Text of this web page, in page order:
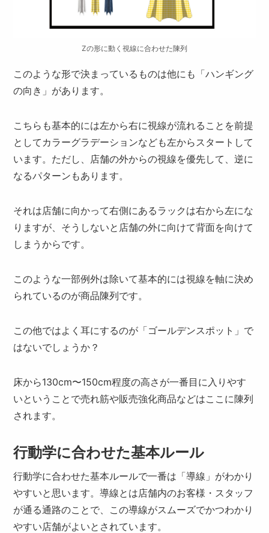
Zの形に動く視線に合わせた陳列
このような形で決まっているものは他にも「ハンギング
の向き」があります。
こちらも基本的には左から右に視線が流れることを前提
としてカラーグラデーションなども左からスタートして
います。ただし、店舗の外からの視線を優先して、逆に
なるパターンもあります。
それは店舗に向かって右側にあるラックは右から左にな
りますが、そうしないと店舗の外に向けて背面を向けて
しまうからです。
このような一部例外は除いて基本的には視線を軸に決め
られているのが商品陳列です。
この他ではよく耳にするのが「ゴールデンスポット」で
はないでしょうか？
床から130cm〜150cm程度の高さが一番目に入りやす
いということで売れ筋や販売強化商品などはここに陳列
されます。
行動学に合わせた基本ルール
行動学に合わせた基本ルールで一番は「導線」がわかり
やすいと思います。導線とは店舗内のお客様・スタッフ
が通る通路のことで、この導線がスムーズでかつわかり
やすい店舗がよいとされています。